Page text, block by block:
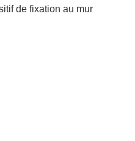
de fixation au mur